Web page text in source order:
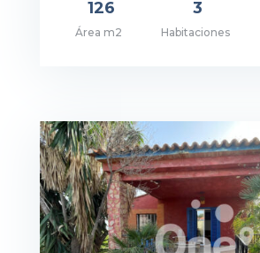
126
Área m2
3
Habitaciones